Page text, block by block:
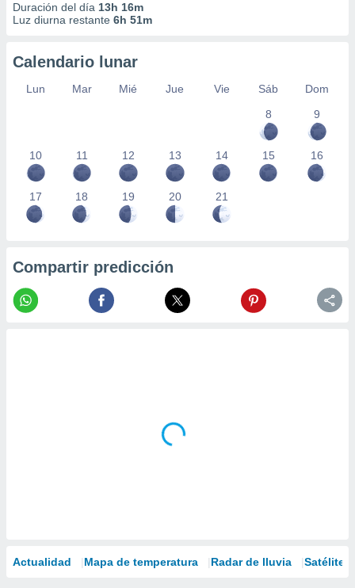
Duración del día 13h 16m
Luz diurna restante 6h 51m
Calendario lunar
Lun Mar Mié Jue Vie Sáb
Dom
8
9
10 11 12 13 14 15 16
17 18 19 20 21
Compartir predicción
Actualidad Mapa de temperatura Radar de lluvia Satélites